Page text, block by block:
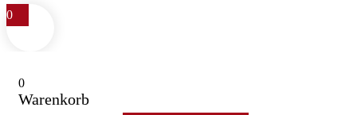
0
0
Warenkorb